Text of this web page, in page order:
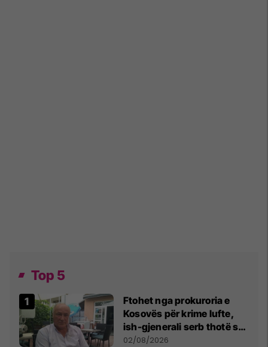
Top 5
Ftohet nga prokuroria e
Kosovës për krime lufte,
ish-gjenerali serb thotë se
dikush e tradhtoi në
02/08/2026